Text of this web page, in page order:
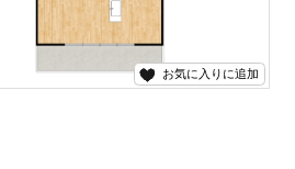
お気に入りに追加